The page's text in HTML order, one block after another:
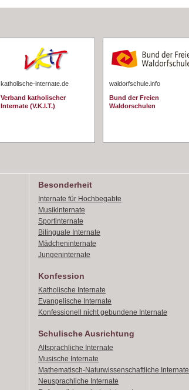
katholische-internate.de
Verband katholischer
Internate (V.K.I.T.)
waldorfschule.info
Bund der Freien
Waldorschulen
Besonderheit
Internate für Hochbegabte
Musikinternate
Sportinternate
Bilinguale Internate
Mädcheninternate
Jungeninternate
Konfession
Katholische Internate
Evangelische Internate
Konfessionell nicht gebundene Internate
Schulische Ausrichtung
Altsprachliche Internate
Musische Internate
Mathematisch-Naturwissenschaftliche Internate
Neusprachliche Internate